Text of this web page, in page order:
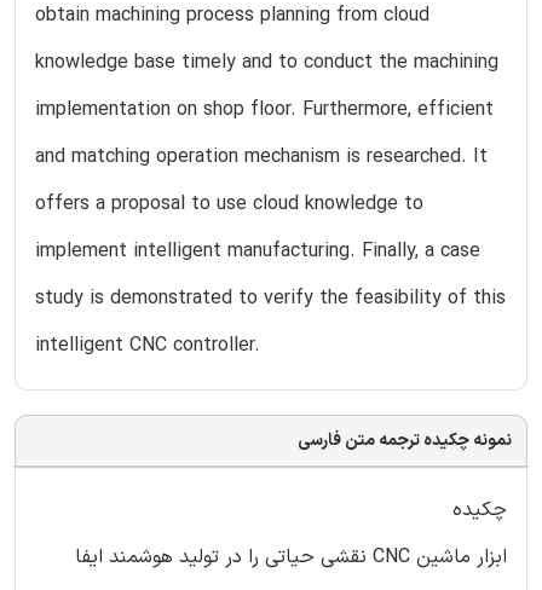
obtain machining process planning from cloud
knowledge base timely and to conduct the machining
implementation on shop floor. Furthermore, efficient
and matching operation mechanism is researched. It
offers a proposal to use cloud knowledge to
implement intelligent manufacturing. Finally, a case
study is demonstrated to verify the feasibility of this
intelligent CNC controller.
نمونه چکیده ترجمه متن فارسی
چکیده
ابزار ماشین CNC نقشی حیاتی را در تولید هوشمند ایفا